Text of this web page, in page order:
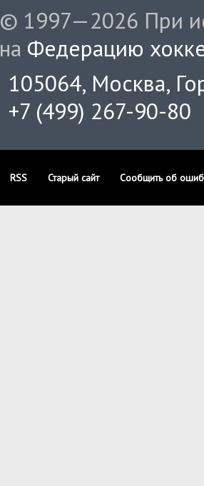
© 1997—2026 При
на Федерацию
105064, Москва,
+7 (499) 267-90-80
RSS Старый сайт Сообщить об